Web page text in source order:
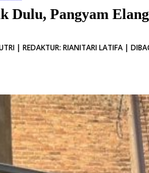
Dulu, Pangyam
| REDAKTUR: RIANITARI LATIFA |